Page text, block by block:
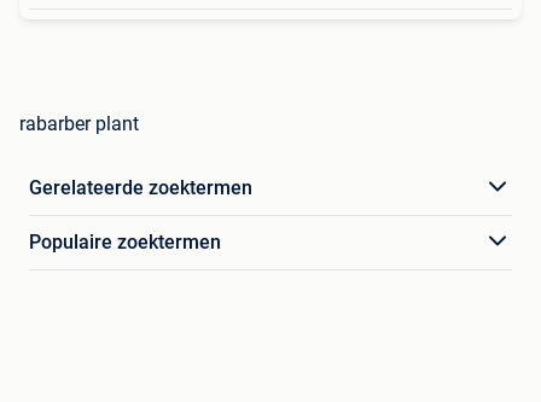
rabarber plant
Gerelateerde zoektermen
Populaire zoektermen